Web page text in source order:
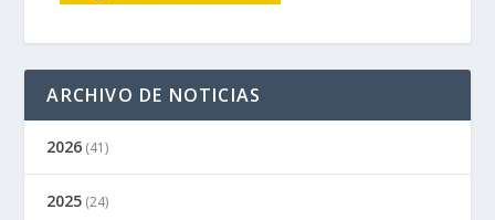
ARCHIVO DE NOTICIAS
2026 (41)
2025 (24)